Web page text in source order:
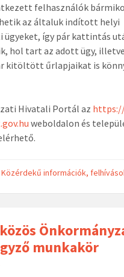
felhasználók
az általuk indított helyi
ügyeket, így pár kattintás
hol tart az adott ügy,
kitöltött űrlapjaikat is
Hivatali Portál az
weboldalon és
Közérdekű információk,
munkakör